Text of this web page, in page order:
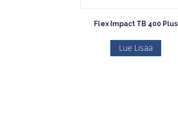
Flex Impact TB 400 Plus
Lue Lisää